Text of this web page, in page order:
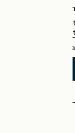
Qui sommes-
L'association
guide officiel